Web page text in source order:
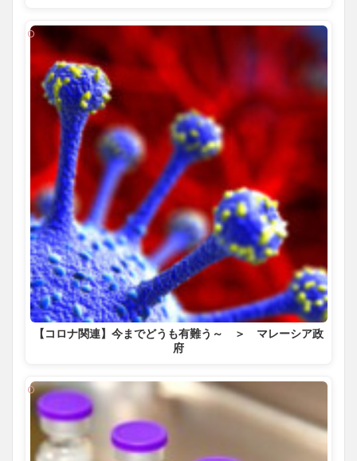
【コロナ関連】今までどうも有難う～ ＞ マレーシア政
府